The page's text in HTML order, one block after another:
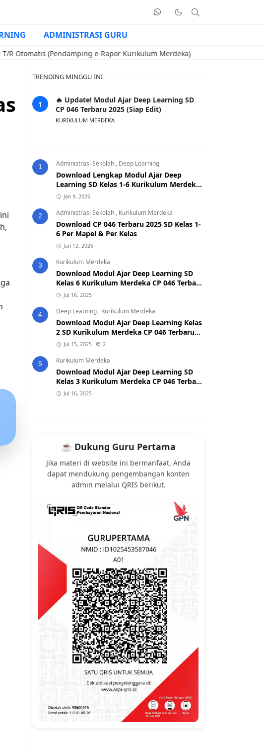
ADMINISTRASI GURU
(Pendamping e-Rapor Kurikulum Merdeka) 🔥 Contoh Soal Uji
TRENDING MINGGU INI
🔥 Update! Modul Ajar Deep Learning SD
CP 046 Terbaru 2025 (Siap Edit)
KURIKULUM MERDEKA
1 Administrasi Sekolah , Deep Learning
Download Lengkap Modul Ajar Deep
Learning SD Kelas 1-6 Kurikulum Merdeka
CP 046 Terbaru 2025
Jan 9, 2026
2 Administrasi Sekolah , Kurikulum Merdeka
Download CP 046 Terbaru 2025 SD Kelas 1-
6 Per Mapel & Per Kelas
Jan 12, 2026
3 Kurikulum Merdeka
Download Modul Ajar Deep Learning SD
Kelas 6 Kurikulum Merdeka CP 046 Terbaru
2025Jul 16, 2025
4 Deep Learning , Kurikulum Merdeka
Download Modul Ajar Deep Learning Kelas
2 SD Kurikulum Merdeka CP 046 Terbaru
2026/2027 (Format Word & PDF)
Jul 15, 2025 2
5 Kurikulum Merdeka
Download Modul Ajar Deep Learning SD
Kelas 3 Kurikulum Merdeka CP 046 Terbaru
2025Jul 16, 2025
☕ Dukung Guru Pertama
Jika materi di website ini bermanfaat, Anda
dapat mendukung pengembangan konten
admin melalui QRIS berikut.